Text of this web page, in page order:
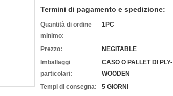
Termini di pagamento e spedizione:
Quantità di ordine
minimo:
1PC
Prezzo:
NEGITABLE
Imballaggi
particolari:
CASO O PALLET DI PLY-
WOODEN
Tempi di consegna:
5 GIORNI